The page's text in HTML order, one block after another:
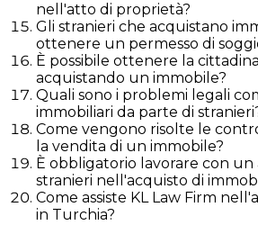
nell'atto di proprietà?
Gli stranieri che acquistano
ottenere un permesso di
È possibile ottenere la
acquistando un immobile?
Quali sono i problemi legali
immobiliari da parte di
Come vengono risolte le
la vendita di un immobile?
È obbligatorio lavorare con
stranieri nell'acquisto di
Come assiste KL Law Firm
in Turchia?